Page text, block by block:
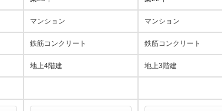
マンション マンション
鉄筋コンクリート 鉄筋コンクリート
地上4階建 地上3階建